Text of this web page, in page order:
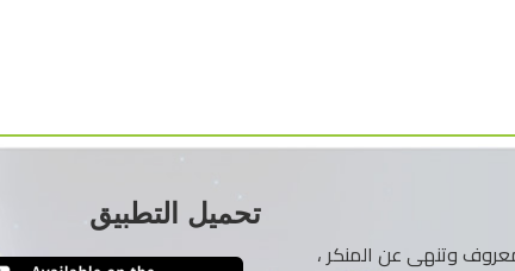
وتنهى عن المنكر ،
تحميل التطبيق